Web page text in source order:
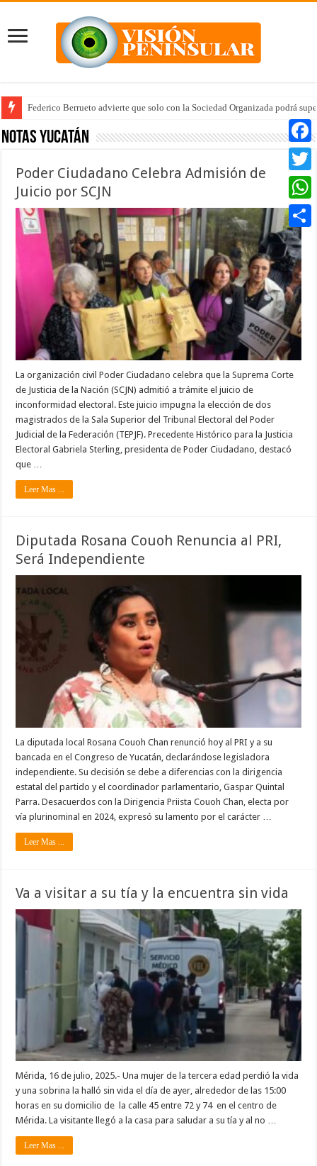
Federico Berrueto advierte que solo con la Sociedad Organizada podrá
Arrancan la tercera etapa de Médico 24/7
Notas Yucatán
Poder Ciudadano Celebra Admisión de
Juicio por SCJN
La organización civil Poder Ciudadano celebra que la Suprema Corte
de Justicia de la Nación (SCJN) admitió a trámite el juicio de
inconformidad electoral. Este juicio impugna la elección de dos
magistrados de la Sala Superior del Tribunal Electoral del Poder
Judicial de la Federación (TEPJF). Precedente Histórico para la Justicia
Electoral Gabriela Sterling, presidenta de Poder Ciudadano, destacó
que …
Leer Mas ...
Diputada Rosana Couoh Renuncia al PRI,
Será Independiente
La diputada local Rosana Couoh Chan renunció hoy al PRI y a su
bancada en el Congreso de Yucatán, declarándose legisladora
independiente. Su decisión se debe a diferencias con la dirigencia
estatal del partido y el coordinador parlamentario, Gaspar Quintal
Parra. Desacuerdos con la Dirigencia Priista Couoh Chan, electa por
vía plurinominal en 2024, expresó su lamento por el carácter …
Leer Mas ...
Va a visitar a su tía y la encuentra sin vida
Mérida, 16 de julio, 2025.- Una mujer de la tercera edad perdió la vida
y una sobrina la halló sin vida el día de ayer, alrededor de las 15:00
horas en su domicilio de la calle 45 entre 72 y 74 en el centro de
Mérida. La visitante llegó a la casa para saludar a su tía y al no …
Leer Mas ...
Twitter